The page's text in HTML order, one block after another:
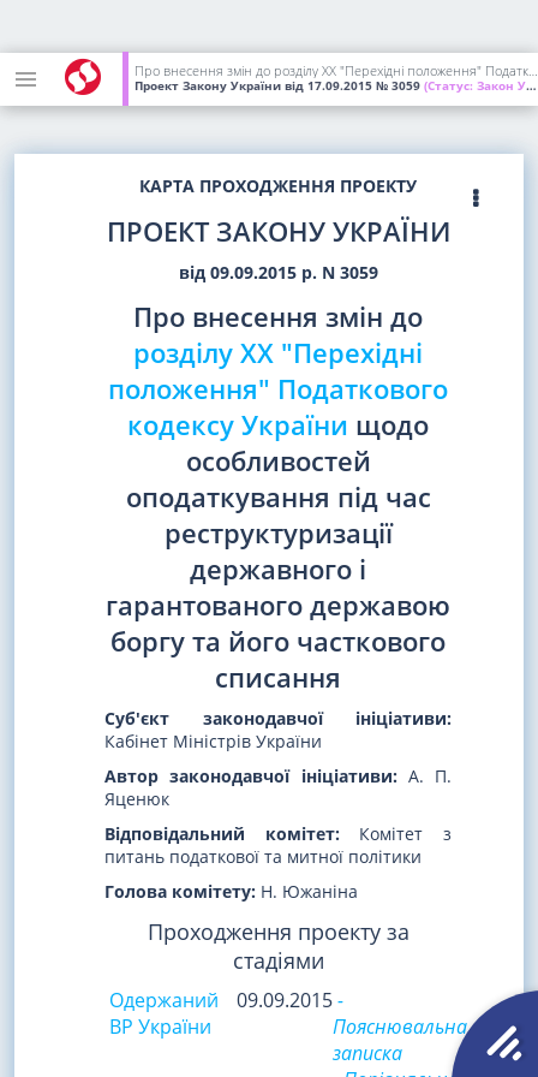
Про внесення змін до розділу XX "Перехідні положення" Податкового кодексу України щодо особливостей оподаткування під час реструктуризації державного і гарантованого державою боргу та його часткового списання
Проект Закону України від 17.09.2015 № 3059 (Статус: Закон України; підписаний Президентом України)
КАРТА ПРОХОДЖЕННЯ ПРОЕКТУ
ПРОЕКТ ЗАКОНУ УКРАЇНИ
від 09.09.2015 р. N 3059
Про внесення змін до
розділу XX "Перехідні
положення" Податкового
кодексу України щодо
особливостей
оподаткування під час
реструктуризації
державного і
гарантованого державою
боргу та його часткового
списання
Суб'єкт законодавчої ініціативи:
Кабінет Міністрів України
Автор законодавчої ініціативи:А. П.
Яценюк
Відповідальний комітет:Комітет з
питань податкової та митної політики
Голова комітету: Н. Южаніна
Проходження проекту за
стадіями
Одержаний
ВР України
09.09.2015-
Пояснювальна
записка